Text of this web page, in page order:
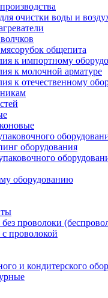
очистки воды и
общепита
к импортному
к молочной арматуре
к отечественному
оборудования
оборудованию
проволоки
проволокой
и кондитерского